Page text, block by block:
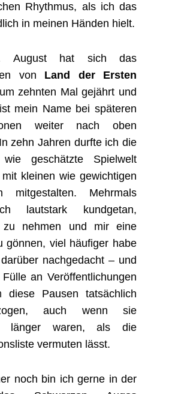
Rhythmus, als ich das
in meinen Händen hielt.
August hat sich das
von Land der Ersten
zehnten Mal gejährt und
mein Name bei späteren
weiter nach oben
zehn Jahren durfte ich die
wie geschätzte Spielwelt
kleinen wie gewichtigen
mitgestalten. Mehrmals
lautstark kundgetan,
zu nehmen und mir eine
gönnen, viel häufiger habe
nachgedacht – und
an Veröffentlichungen
diese Pausen tatsächlich
auch wenn sie
länger waren, als die
vermuten lässt.
noch bin ich gerne in der